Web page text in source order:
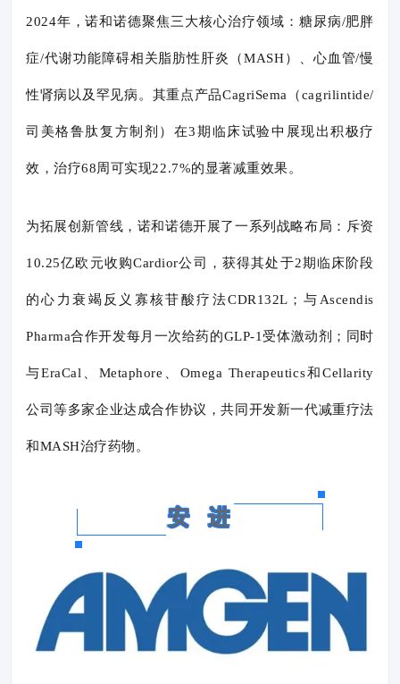
2024年，诺和诺德聚焦三大核心治疗领域：糖尿病/肥胖
症/代谢功能障碍相关脂肪性肝炎（MASH）、心血管/慢
性肾病以及罕见病。其重点产品CagriSema（cagrilintide/
司美格鲁肽复方制剂）在3期临床试验中展现出积极疗
效，治疗68周可实现22.7%的显著减重效果。
为拓展创新管线，诺和诺德开展了一系列战略布局：斥资
10.25亿欧元收购Cardior公司，获得其处于2期临床阶段
的心力衰竭反义寡核苷酸疗法CDR132L；与Ascendis
Pharma合作开发每月一次给药的GLP-1受体激动剂；同时
与EraCal、Metaphore、Omega Therapeutics和Cellarity
公司等多家企业达成合作协议，共同开发新一代减重疗法
和MASH治疗药物。
安 进